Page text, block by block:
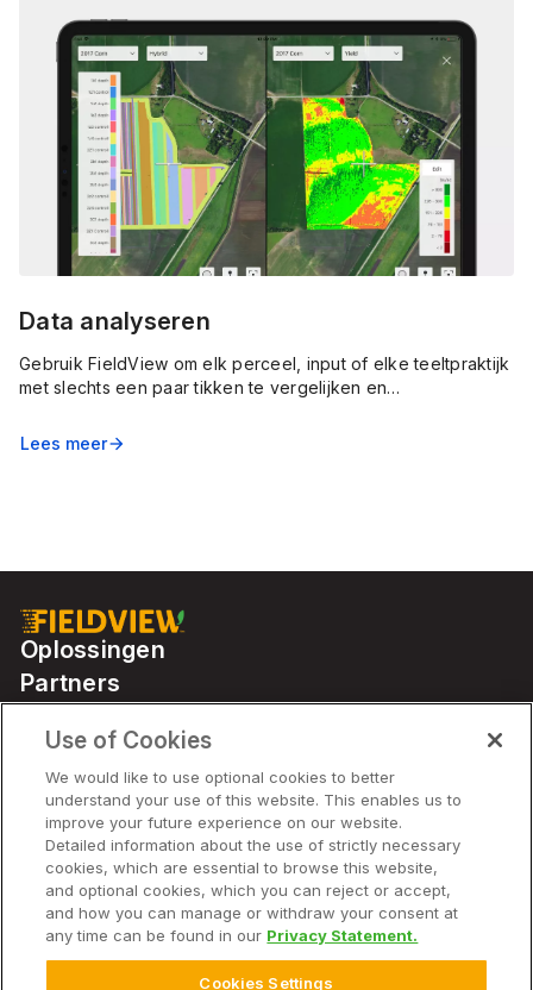
Data analyseren
Gebruik FieldView om elk perceel, input of elke teeltpraktijk
met slechts een paar tikken te vergelijken en
eenvoudig te begrijpen kaarten en grafieken.
Lees meerarrow_forward
Oplossingen
Partners
Bedrijf
Avis de non-responsabilité
Use of Cookies
We would like to use optional cookies to better
understand your use of this website. This enables us to
improve your future experience on our website.
Detailed information about the use of strictly necessary
cookies, which are essential to browse this website,
and optional cookies, which you can reject or accept,
and how you can manage or withdraw your consent at
any time can be found in our Privacy Statement.
Cookies Settings